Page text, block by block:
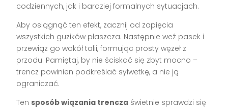
codziennych, jak i bardziej formalnych sytuacjach.
Aby osiągnąć ten efekt, zacznij od zapięcia
wszystkich guzików płaszcza. Następnie weź pasek i
przewiąż go wokół talii, formując prosty węzeł z
przodu. Pamiętaj, by nie ściskać się zbyt mocno –
trencz powinien podkreślać sylwetkę, a nie ją
ograniczać.
Ten sposób wiązania trencza świetnie sprawdzi się